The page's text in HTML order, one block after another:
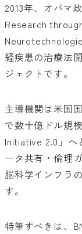
2013年、オバマ
Research
経疾患の治療法
ジェクトです。
主導機関は米国
で数十億ドル規
Initiative 2.0」へ
ータ共有・倫理
脳科学インフラ
す。
特筆すべきは、